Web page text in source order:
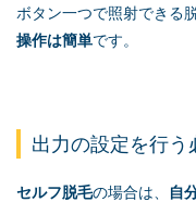
ボタン一つで照射できる
操作は簡単です。
出力の設定を行う
セルフ脱毛の場合は、 自